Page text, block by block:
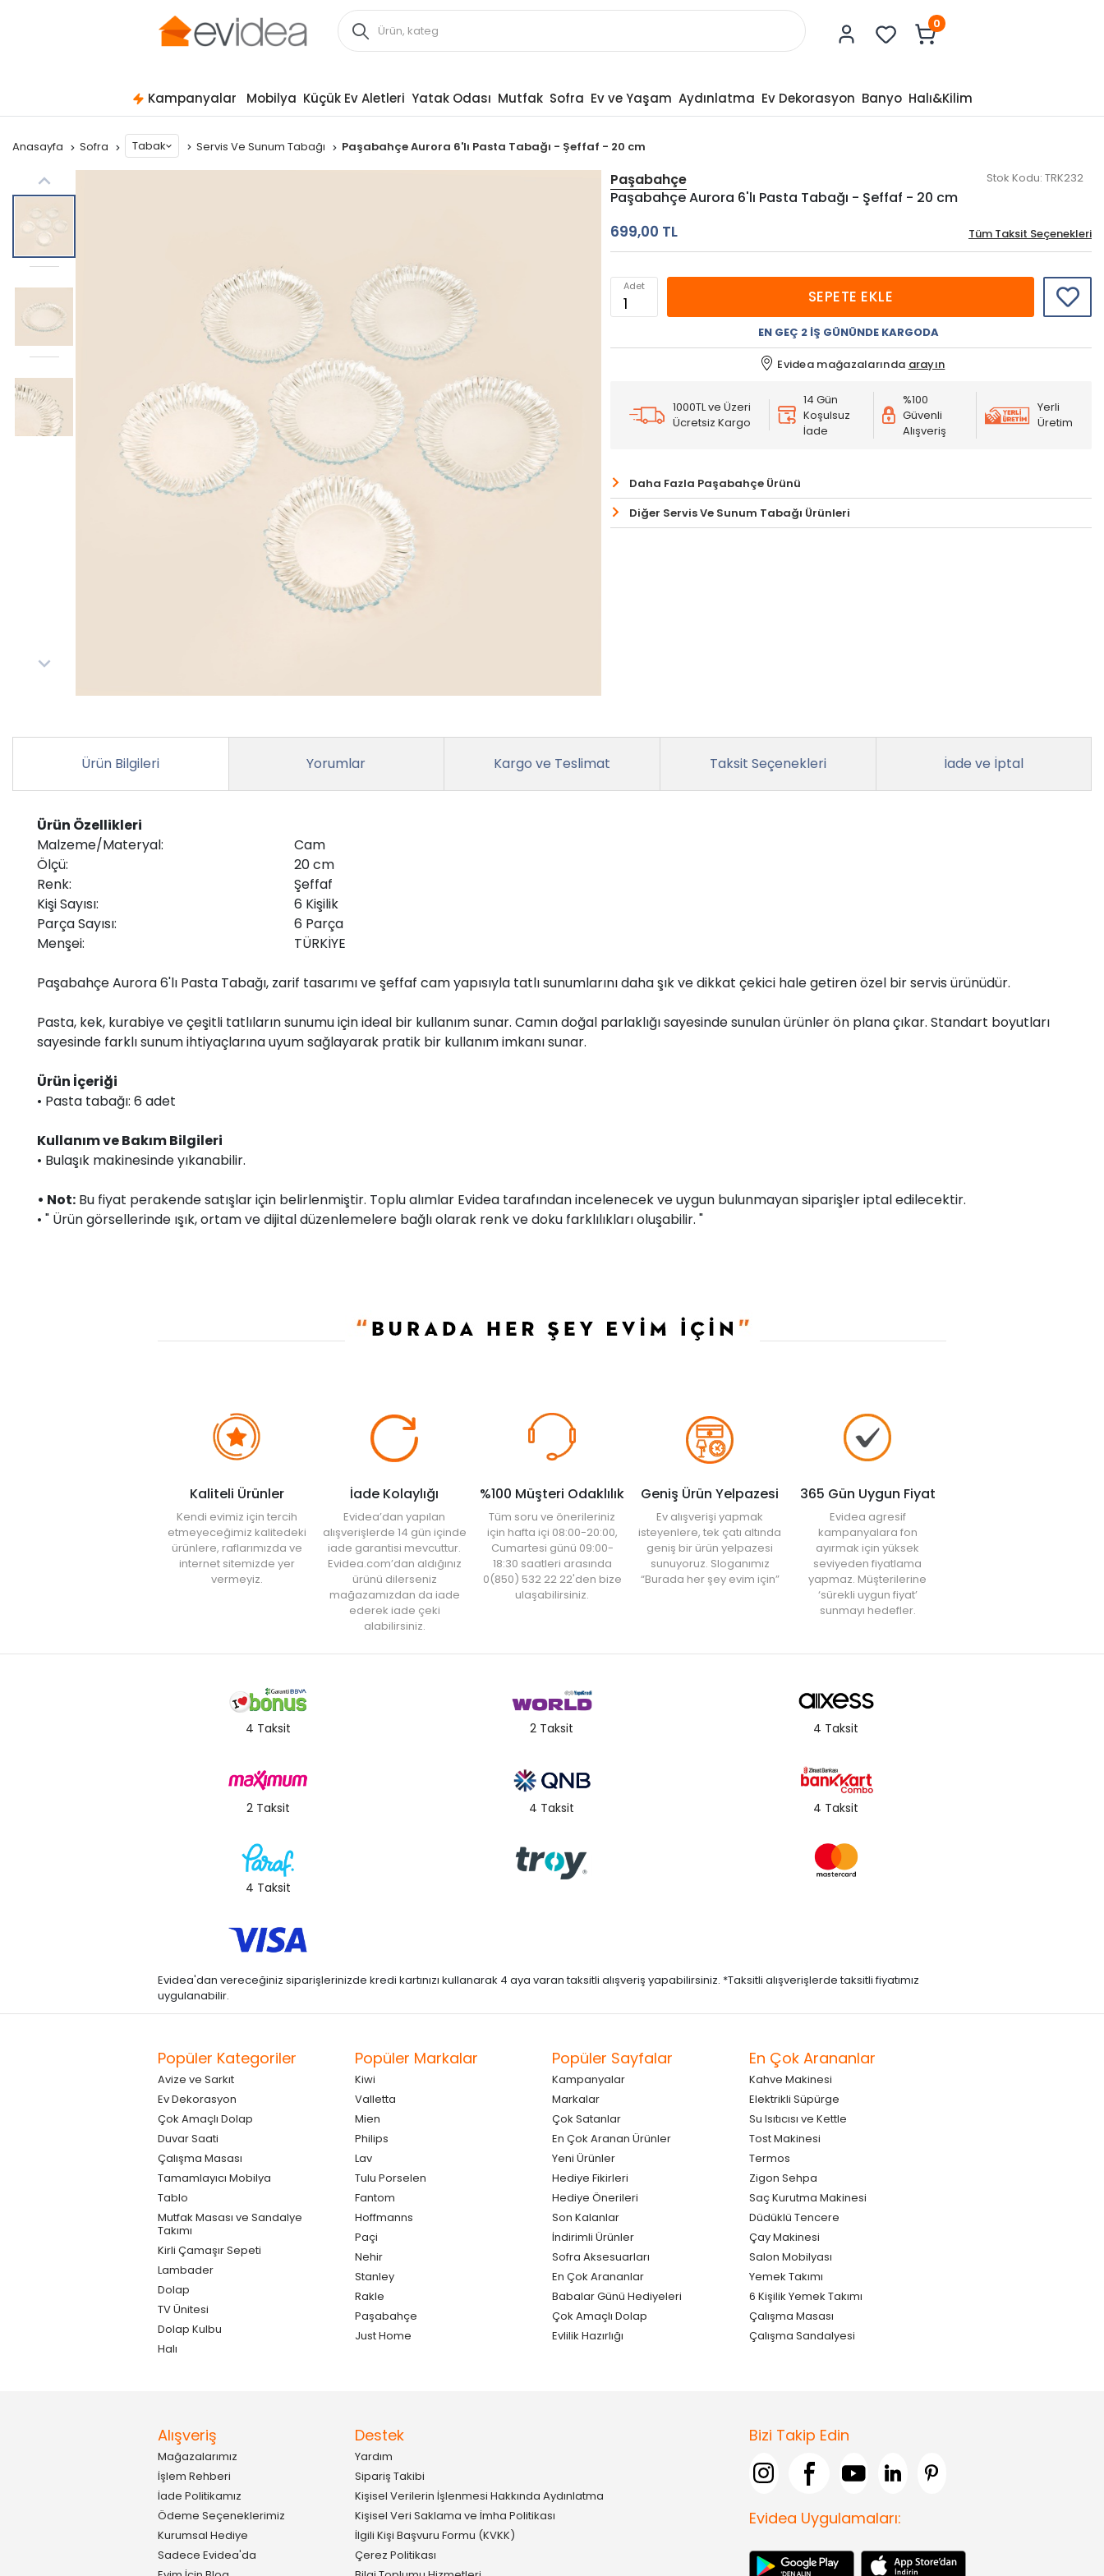
0
Kampanyalar Mobilya Küçük Ev Aletleri Yatak Odası Mutfak Sofra Ev ve Yaşam Aydınlatma Ev Dekorasyon Banyo Halı&Kilim
Anasayfa Sofra Tabak Servis Ve Sunum Tabağı Paşabahçe Aurora 6'lı Pasta Tabağı - Şeffaf - 20 cm
Paşabahçe Stok Kodu: TRK232
Paşabahçe Aurora 6'lı Pasta Tabağı - Şeffaf - 20 cm
699,00 TL Tüm Taksit Seçenekleri
Adet
SEPETE EKLE
EN GEÇ 2 İŞ GÜNÜNDE KARGODA
Evidea mağazalarında arayın
1000TL ve Üzeri
Ücretsiz Kargo
14 Gün
Koşulsuz
İade
%100
Güvenli
Alışveriş
Yerli
Üretim
Daha Fazla Paşabahçe Ürünü
Diğer Servis Ve Sunum Tabağı Ürünleri
Ürün Bilgileri Yorumlar Kargo ve Teslimat Taksit Seçenekleri İade ve İptal
Ürün Özellikleri
Malzeme/Materyal:
Cam
Ölçü:
20 cm
Renk:
Şeffaf
Kişi Sayısı:
6 Kişilik
Parça Sayısı:
6 Parça
Menşei:
TÜRKİYE
Paşabahçe Aurora 6'lı Pasta Tabağı, zarif tasarımı ve şeffaf cam yapısıyla tatlı sunumlarını daha şık ve dikkat çekici hale getiren özel bir servis ürünüdür.
Pasta, kek, kurabiye ve çeşitli tatlıların sunumu için ideal bir kullanım sunar. Camın doğal parlaklığı sayesinde sunulan ürünler ön plana çıkar. Standart boyutları
sayesinde farklı sunum ihtiyaçlarına uyum sağlayarak pratik bir kullanım imkanı sunar.
Ürün İçeriği
• Pasta tabağı: 6 adet
Kullanım ve Bakım Bilgileri
• Bulaşık makinesinde yıkanabilir.
• Not: Bu fiyat perakende satışlar için belirlenmiştir. Toplu alımlar Evidea tarafından incelenecek ve uygun bulunmayan siparişler iptal edilecektir.
• " Ürün görsellerinde ışık, ortam ve dijital düzenlemelere bağlı olarak renk ve doku farklılıkları oluşabilir. "
Kaliteli Ürünler
Kendi evimiz için tercih
etmeyeceğimiz kalitedeki
ürünlere, raflarımızda ve
internet sitemizde yer
vermeyiz.
İade Kolaylığı
Evidea’dan yapılan
alışverişlerde 14 gün içinde
iade garantisi mevcuttur.
Evidea.com’dan aldığınız
ürünü dilerseniz
mağazamızdan da iade
ederek iade çeki
alabilirsiniz.
%100 Müşteri Odaklılık
Tüm soru ve önerileriniz
için hafta içi 08:00-20:00,
Cumartesi günü 09:00-
18:30 saatleri arasında
0(850) 532 22 22'den bize
ulaşabilirsiniz.
Geniş Ürün Yelpazesi
Ev alışverişi yapmak
isteyenlere, tek çatı altında
geniş bir ürün yelpazesi
sunuyoruz. Sloganımız
“Burada her şey evim için”
365 Gün Uygun Fiyat
Evidea agresif
kampanyalara fon
ayırmak için yüksek
seviyeden fiyatlama
yapmaz. Müşterilerine
‘sürekli uygun fiyat’
sunmayı hedefler.
4 Taksit 2 Taksit 4 Taksit
2 Taksit 4 Taksit 4 Taksit
4 Taksit
Evidea'dan vereceğiniz siparişlerinizde kredi kartınızı kullanarak 4 aya varan taksitli alışveriş yapabilirsiniz. *Taksitli alışverişlerde taksitli fiyatımız
uygulanabilir.
Popüler Kategoriler
Avize ve Sarkıt
Ev Dekorasyon
Çok Amaçlı Dolap
Duvar Saati
Çalışma Masası
Tamamlayıcı Mobilya
Tablo
Mutfak Masası ve Sandalye
Takımı
Kirli Çamaşır Sepeti
Lambader
Dolap
TV Ünitesi
Dolap Kulbu
Halı
Popüler Markalar
Kiwi
Valletta
Mien
Philips
Lav
Tulu Porselen
Fantom
Hoffmanns
Paçi
Nehir
Stanley
Rakle
Paşabahçe
Just Home
Popüler Sayfalar
Kampanyalar
Markalar
Çok Satanlar
En Çok Aranan Ürünler
Yeni Ürünler
Hediye Fikirleri
Hediye Önerileri
Son Kalanlar
İndirimli Ürünler
Sofra Aksesuarları
En Çok Arananlar
Babalar Günü Hediyeleri
Çok Amaçlı Dolap
Evlilik Hazırlığı
En Çok Arananlar
Kahve Makinesi
Elektrikli Süpürge
Su Isıtıcısı ve Kettle
Tost Makinesi
Termos
Zigon Sehpa
Saç Kurutma Makinesi
Düdüklü Tencere
Çay Makinesi
Salon Mobilyası
Yemek Takımı
6 Kişilik Yemek Takımı
Çalışma Masası
Çalışma Sandalyesi
Alışveriş
Mağazalarımız
İşlem Rehberi
İade Politikamız
Ödeme Seçeneklerimiz
Kurumsal Hediye
Sadece Evidea'da
Destek
Yardım
Sipariş Takibi
Kişisel Verilerin İşlenmesi Hakkında Aydınlatma
Kişisel Veri Saklama ve İmha Politikası
İlgili Kişi Başvuru Formu (KVKK)
Çerez Politikası
Bizi Takip Edin
Evidea Uygulamaları: